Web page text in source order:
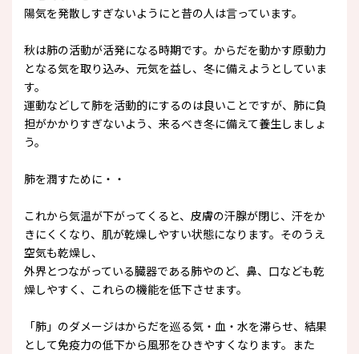
陽気を発散しすぎないようにと昔の人は言っています。
秋は肺の活動が活発になる時期です。からだを動かす原動力
となる気を取り込み、元気を益し、冬に備えようとしていま
す。
運動などして肺を活動的にするのは良いことですが、肺に負
担がかかりすぎないよう、来るべき冬に備えて養生しましょ
う。
肺を潤すために・・
これから気温が下がってくると、皮膚の汗腺が閉じ、汗をか
きにくくなり、肌が乾燥しやすい状態になります。そのうえ
空気も乾燥し、
外界とつながっている臓器である肺やのど、鼻、口なども乾
燥しやすく、これらの機能を低下させます。
「肺」のダメージはからだを巡る気・血・水を滞らせ、結果
として免疫力の低下から風邪をひきやすくなります。また